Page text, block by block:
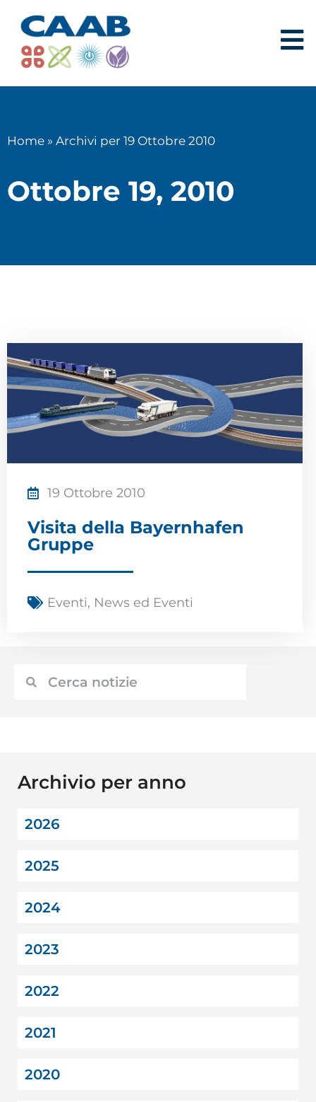
Home » Archivi per 19 Ottobre 2010
Ottobre 19, 2010
19 Ottobre 2010
Visita della Bayernhafen
Gruppe
Eventi, News ed Eventi
Archivio per anno
2026
2025
2024
2023
2022
2021
2020